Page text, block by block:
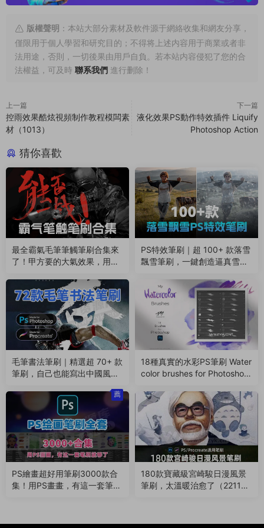
版權聲明 ：本站大部分素材及軟件源于網絡收集和網友分享，
僅限用于個人學習和研究目的；不得将上述内容用于商業或者非
法用途，否則，一切後果由用戶自負。若本站内容侵犯了您的合
法權益，可及時 聯系我們 進行删除！
上一篇
控雨效果酷炫視頻制作教程模闆素
材（1013）
下一篇
液化效果PS動作特效插件 Liquify
Photoshop Action
猜你喜歡
最全霸氣毛筆筆觸筆刷合集來
了！甲方要的大氣效果，用它
PS特效筆刷｜超 100+ 款落雪
飄雪筆刷，一鍵創造逼真雪
毛筆書法筆刷｜精選超 70+ 款
筆刷，自己也能寫出中國風！
18種真實的水彩PS筆刷 Water
color brushes for Photoshop
PS繪畫超好用筆刷3000款合
集！用PS畫畫，有這一套筆刷
薦
180款寶藏級宮崎駿日漫風景
筆刷，太溫暖治愈了（22110